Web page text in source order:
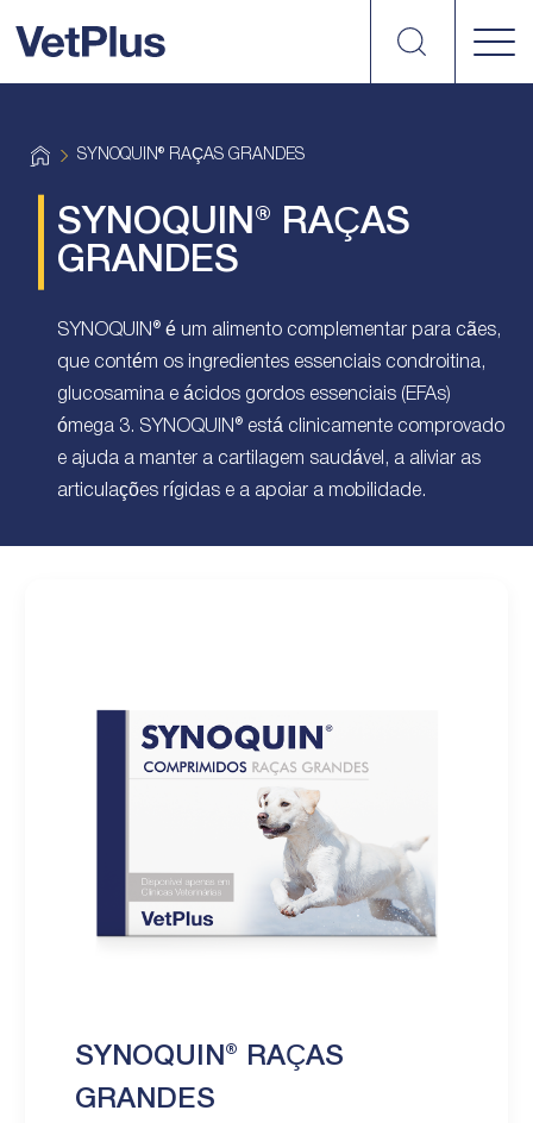
Search
H
o
SYNOQUIN® RAÇAS GRANDES
SYNOQUIN® RAÇAS
GRANDES
SYNOQUIN® é um alimento complementar para cães,
que contém os ingredientes essenciais condroitina,
glucosamina e ácidos gordos essenciais (EFAs)
ómega 3. SYNOQUIN® está clinicamente comprovado
e ajuda a manter a cartilagem saudável, a aliviar as
articulações rígidas e a apoiar a mobilidade.
SYNOQUIN® RAÇAS
GRANDES